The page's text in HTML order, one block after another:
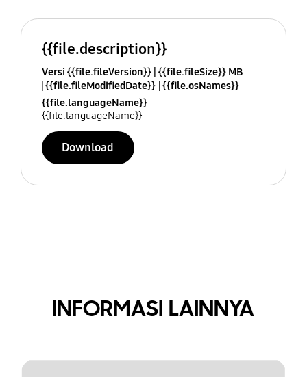
{{file.description}}
Versi {{file.fileVersion}} {{file.fileSize}} MB
{{file.fileModifiedDate}} {{file.osNames}}
{{file.languageName}}
{{file.languageName}}
Download
INFORMASI LAINNYA